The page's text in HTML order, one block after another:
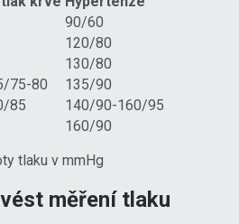
90/60
120/80
130/80
75-80
135/90
85
140/90-160/95
160/90
tlaku v mmHg
měření tlaku